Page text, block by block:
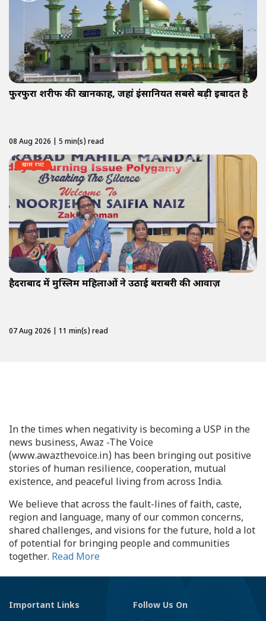
फुरफुरा शरीफ की खानकाह, जहां इंसानियत सबसे बड़ी इबादत है
08 Aug 2026 | 5 min(s) read
ख़ास रपट
हैदराबाद में मुस्लिम महिलाओं ने उठाई बराबरी की आवाज़
07 Aug 2026 | 11 min(s) read
In the times when negativity is becoming a USP in the
news business, Awaz -The Voice
(www.awazthevoice.in) has been bringing out positive
stories of human resilience, cooperation, mutual
existence, and peaceful living from across India.
We believe that across the fault-lines of faith, caste,
region and language, many of our common concerns,
shared challenges, and visions for the future, hold a lot
of potential for bringing people and communities
together. Read More
Important Links
Follow Us On